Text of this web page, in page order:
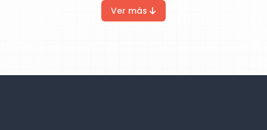
Ver más